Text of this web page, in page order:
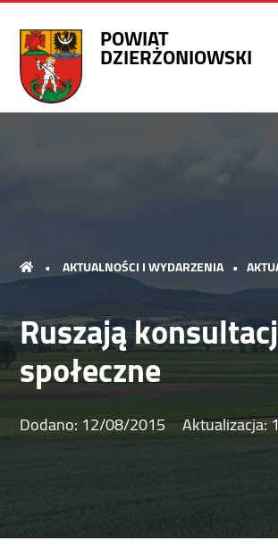
POWIAT
DZIERŻONIOWSKI
• AKTUALNOŚCI I WYDARZENIA •
Ruszają
społeczne
Dodano: 12/08/2015 Aktualizacja: